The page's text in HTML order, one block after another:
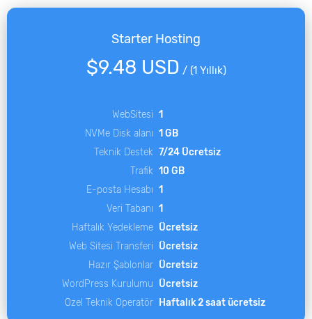
Starter Hosting
$9.48 USD / (1 Yıllık)
WebSitesi 1
NVMe Disk alanı 1 GB
Teknik Destek 7/24 Ücretsiz
Trafik 10 GB
E-posta Hesabı 1
Veri Tabanı 1
Haftalık Yedekleme Ücretsiz
Web Sitesi Transferi
Ücretsiz
Hazır Şablonlar Ücretsiz
WordPress Kurulumu
Ücretsiz
Özel Teknik Operatör
Haftalık 2 saat ücretsiz